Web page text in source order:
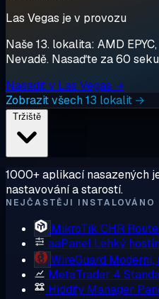
Las Vegas je v provozu
Naše 13. lokalita: AMD
Nevadě. Nasaďte za 60
Nasadit v Las Vegas →
Zobrazit všech 13 lokalit →
1000+ aplikací nasazených
nastavování a starostí.
NEJČASTĚJI INSTALOVÁNO
MikroTik CHR
aaPanel Lehký
WireGuard Moderní,
MetaTrader 4
Hiddify Manager